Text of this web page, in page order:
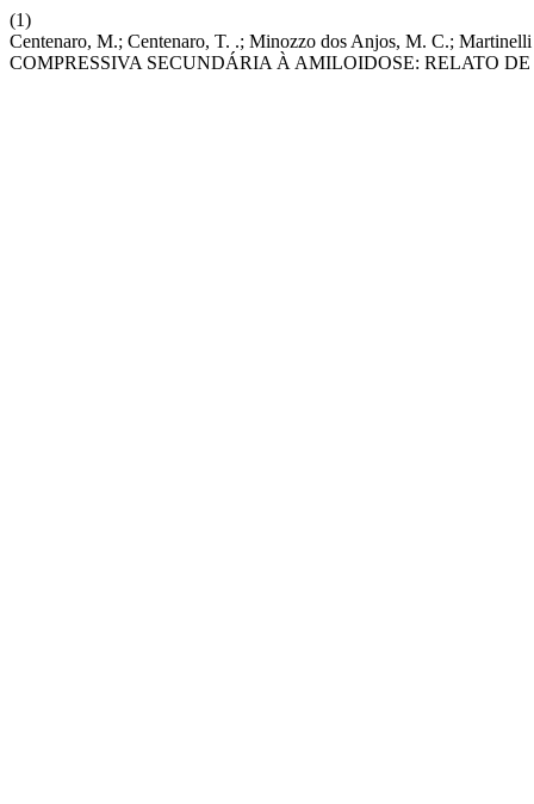
(1)
Centenaro, M.; Centenaro, T. .; Minozzo dos Anjos, M. C.;
COMPRESSIVA SECUNDÁRIA À AMILOIDOSE: RELATO